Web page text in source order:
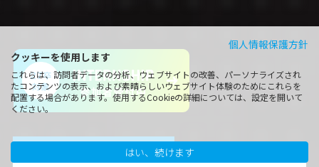
個人情報保護方針
クッキーを使用します
これらは、訪問者データの分析、ウェブサイトの改善、パーソナライズされ
たコンテンツの表示、および素晴らしいウェブサイト体験のためにこれらを
配置する場合があります。使用するCookieの詳細については、設定を開いて
ください。
はい、続けます